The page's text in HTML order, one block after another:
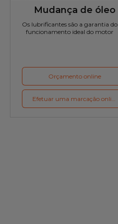
Mudança de óleo
Os lubrificantes são a garantia do
funcionamento ideal do motor
Orçamento online
Efetuar uma marcação online